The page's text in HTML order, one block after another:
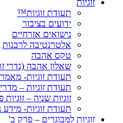
תעודת זוגיות™
ידועים בציבור
נישואים אזרחיים
אלטרנטיבה לרבנות
טקס אהבה
שאלון אהבה (נדרי
תעודת זוגיות-
תעודת זוגיות –
זוגיות שניה –
תעודת זוגיות- מידע
זוגיות למבוגרים – פרק ב'